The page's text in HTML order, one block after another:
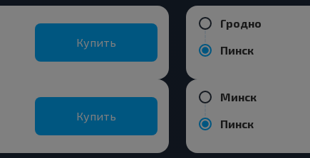
Купить
Купить
Гродно
Пинск
Минск
Пинск